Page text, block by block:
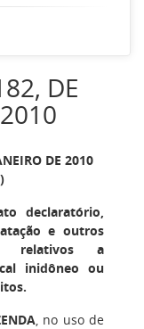
DE
DE 2010
declaratório,
e outros
relativos a
inidôneo ou
, no uso de